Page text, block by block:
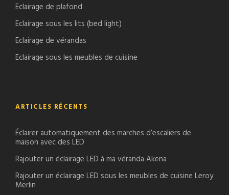
Eclairage de plafond
Eclairage sous les lits (bed light)
Eclairage de vérandas
Eclairage sous les meubles de cuisine
ARTICLES RÉCENTS
Éclairer automatiquement des marches d’escaliers de
maison avec des LED
Rajouter un éclairage LED à ma véranda Akena
Rajouter un éclairage LED sous les meubles de cuisine Leroy
Merlin